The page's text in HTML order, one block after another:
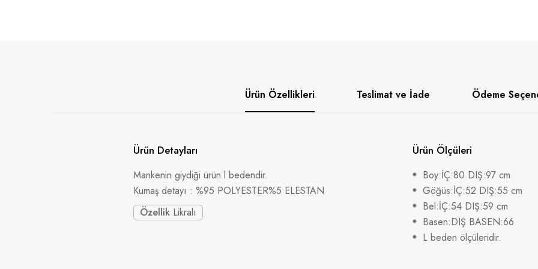
Ürün Özellikleri Teslimat ve İade Ödeme
Ürün Detayları
Mankenin giydiği ürün l bedendir.
Kumaş detayı : %95 POLYESTER%5 ELESTAN
Özellik Likralı
Ürün Ölçüleri
Boy:İÇ:80 DIŞ:97 cm
Göğüs:İÇ:52 DIŞ:55 cm
Bel:İÇ:54 DIŞ:59 cm
Basen:DIŞ BASEN:66
L beden ölçüleridir.